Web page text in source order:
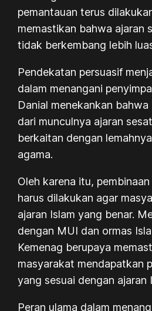
pemantauan terus
memastikan bahwa ajaran
tidak berkembang lebih
Pendekatan persuasif
dalam menangani
Danial menekankan bahwa
dari munculnya ajaran
berkaitan dengan
agama.
Oleh karena itu,
harus dilakukan agar
ajaran Islam yang benar.
dengan MUI dan ormas
Kemenag berupaya
masyarakat mendapatkan
yang sesuai dengan ajaran
Peran ulama dalam